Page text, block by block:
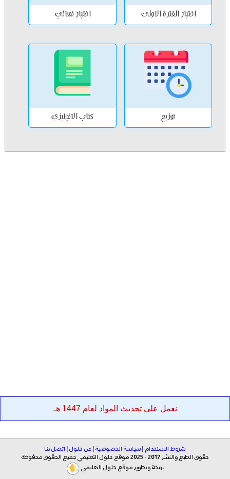
اختبار الفترة الاولى اختبار نهائي
توزيع كتاب الانجليزي
نعمل على تحديث المواد لعام 1447 هـ
شروط الاستخدام | سياسة الخصوصية | عن حلول | اتصل بنا
حقوق الطبع والنشر 2017 - 2025 موقع حلول التعليمي جميع الحقوق محفوظة
برمجة وتطوير موقع حلول التعليمي